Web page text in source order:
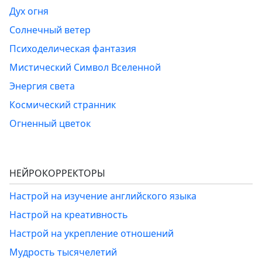
Дух огня
Солнечный ветер
Психоделическая фантазия
Мистический Символ Вселенной
Энергия света
Космический странник
Огненный цветок
НЕЙРОКОРРЕКТОРЫ
Настрой на изучение английского языка
Настрой на креативность
Настрой на укрепление отношений
Мудрость тысячелетий